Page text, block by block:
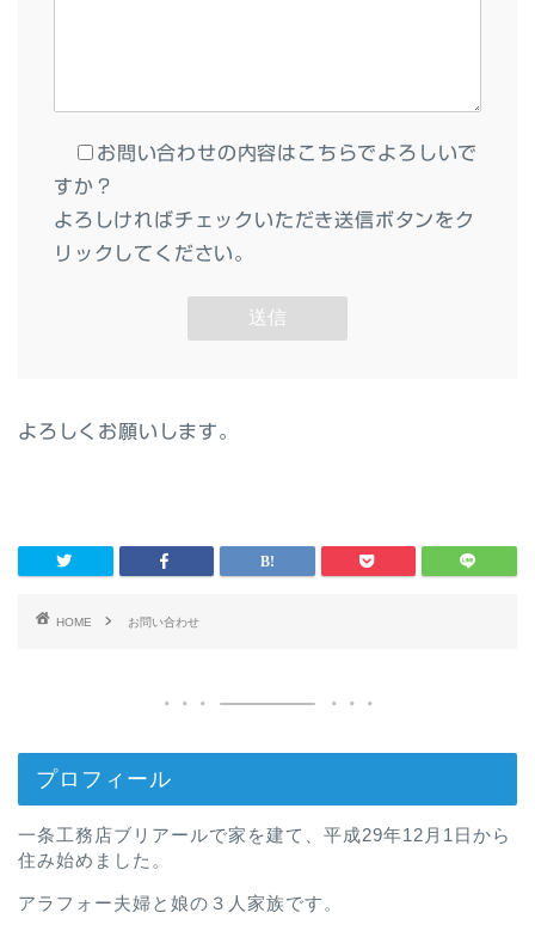
お問い合わせの内容はこちらでよろしいで
すか？
よろしければチェックいただき送信ボタンをク
リックしてください。
よろしくお願いします。
HOME お問い合わせ
プロフィール
一条工務店ブリアールで家を建て、平成29年12月1日から
住み始めました。
アラフォー夫婦と娘の３人家族です。